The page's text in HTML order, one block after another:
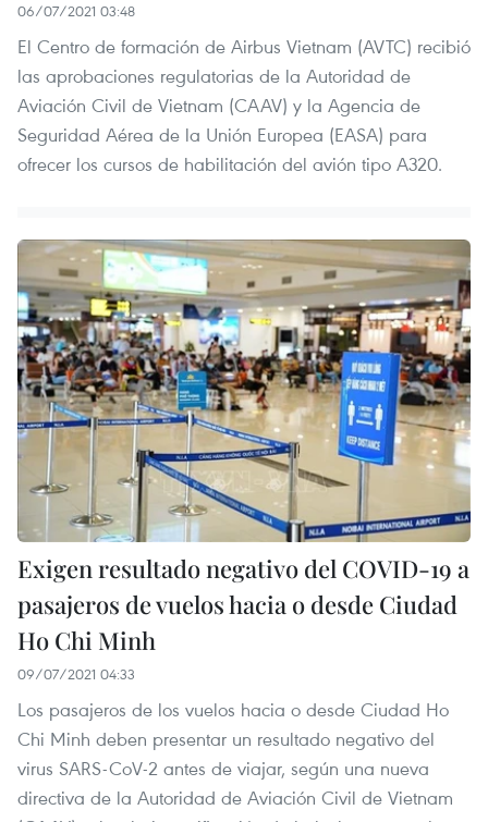
06/07/2021 03:48
El Centro de formación de Airbus Vietnam (AVTC) recibió
las aprobaciones regulatorias de la Autoridad de
Aviación Civil de Vietnam (CAAV) y la Agencia de
Seguridad Aérea de la Unión Europea (EASA) para
ofrecer los cursos de habilitación del avión tipo A320.
Exigen resultado negativo del COVID-19 a
pasajeros de vuelos hacia o desde Ciudad
Ho Chi Minh
09/07/2021 04:33
Los pasajeros de los vuelos hacia o desde Ciudad Ho
Chi Minh deben presentar un resultado negativo del
virus SARS-CoV-2 antes de viajar, según una nueva
directiva de la Autoridad de Aviación Civil de Vietnam